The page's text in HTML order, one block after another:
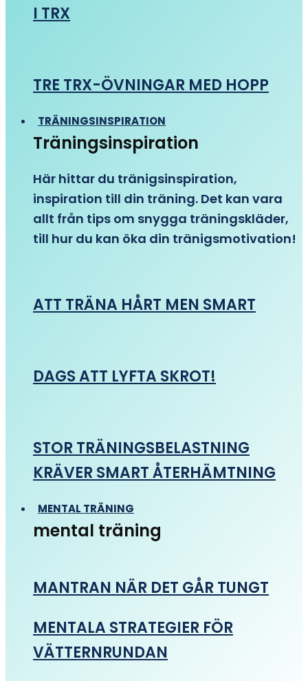
I TRX
TRE TRX-ÖVNINGAR MED HOPP
TRÄNINGSINSPIRATION
Träningsinspiration
Här hittar du tränigsinspiration,
inspiration till din träning. Det kan vara
allt från tips om snygga träningskläder,
till hur du kan öka din tränigsmotivation!
ATT TRÄNA HÅRT MEN SMART
DAGS ATT LYFTA SKROT!
STOR TRÄNINGSBELASTNING
KRÄVER SMART ÅTERHÄMTNING
MENTAL TRÄNING
mental träning
MANTRAN NÄR DET GÅR TUNGT
MENTALA STRATEGIER FÖR
VÄTTERNRUNDAN